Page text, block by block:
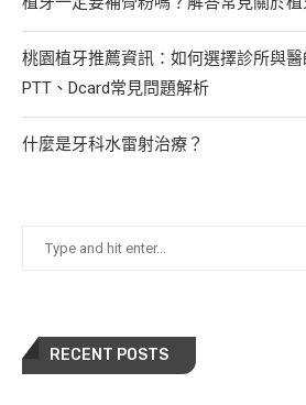
桃園植牙推薦資訊：如何選擇診所與
PTT、Dcard常見問題解析
什麼是牙科水雷射治療？
RECENT POSTS